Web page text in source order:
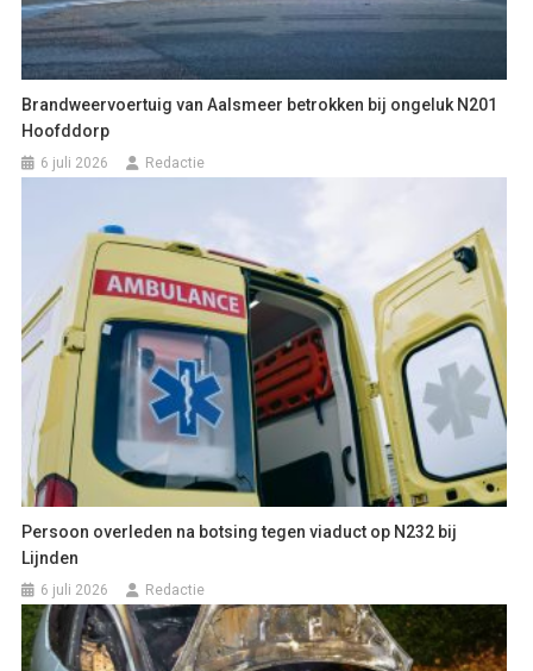
Brandweervoertuig van Aalsmeer betrokken bij ongeluk N201
Hoofddorp
6 juli 2026 Redactie
Persoon overleden na botsing tegen viaduct op N232 bij
Lijnden
6 juli 2026 Redactie